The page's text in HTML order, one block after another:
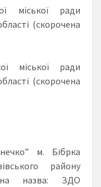
міської ради
(скорочена
міської ради
(скорочена
м. Бібрка
району
назва: ЗДО